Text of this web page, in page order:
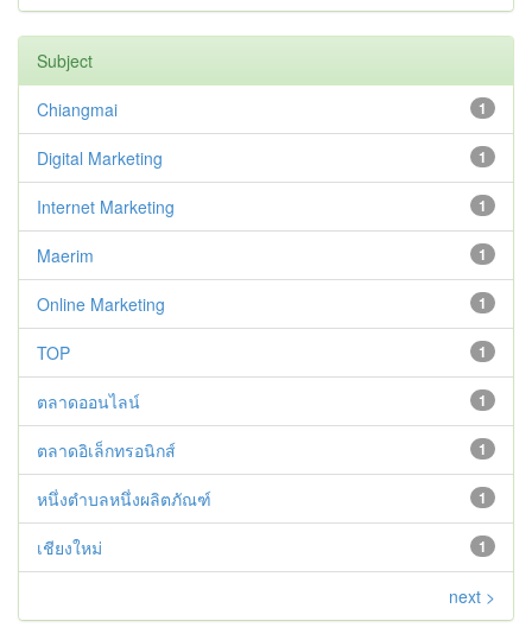
Subject
1
Chiangmai
1
Digital Marketing
1
Internet Marketing
1
Maerim
1
Online Marketing
1
TOP
1
ตลาดออนไลน์
1
ตลาดอิเล็กทรอนิกส์
1
หนึ่งตำบลหนึ่งผลิตภัณฑ์
1
เชียงใหม่
next >